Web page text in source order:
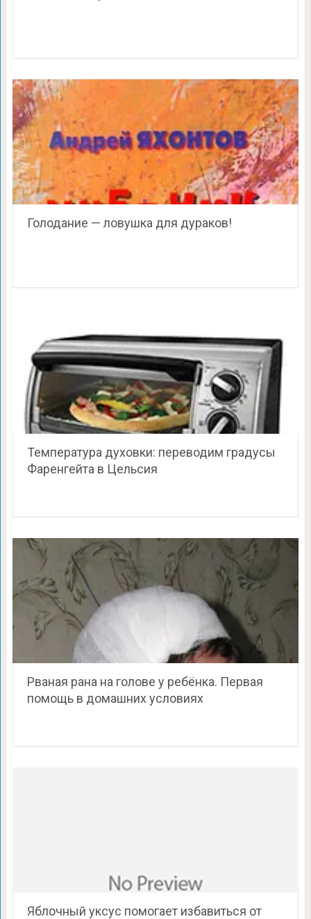
Голодание — ловушка для дураков!
Температура духовки: переводим градусы
Фаренгейта в Цельсия
Рваная рана на голове у ребёнка. Первая
помощь в домашних условиях
Яблочный уксус помогает избавиться от